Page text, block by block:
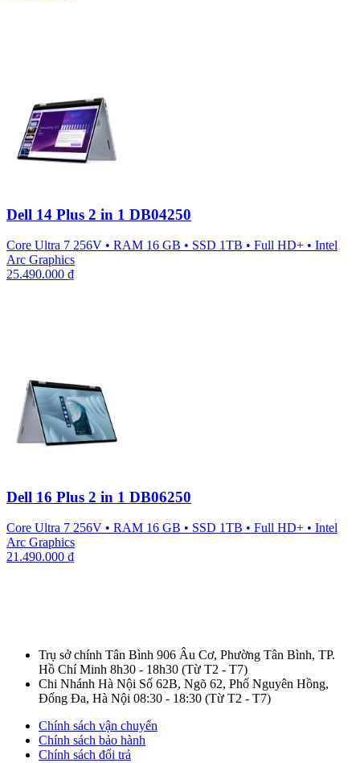
Dell 14 Plus 2 in 1 DB04250
Core Ultra 7 256V • RAM 16 GB • SSD 1TB • Full HD+ • Intel
Arc Graphics
25.490.000 ₫
Dell 16 Plus 2 in 1 DB06250
Core Ultra 7 256V • RAM 16 GB • SSD 1TB • Full HD+ • Intel
Arc Graphics
21.490.000 ₫
Trụ sở chính Tân Bình 906 Âu Cơ, Phường Tân Bình, TP.
Hồ Chí Minh 8h30 - 18h30 (Từ T2 - T7)
Chi Nhánh Hà Nội Số 62B, Ngõ 62, Phố Nguyên Hồng,
Đống Đa, Hà Nội 08:30 - 18:30 (Từ T2 - T7)
Chính sách vận chuyển
Chính sách bảo hành
Chính sách đổi trả